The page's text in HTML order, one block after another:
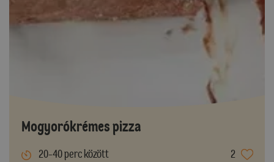
Mogyorókrémes pizza
20-40 perc között
2